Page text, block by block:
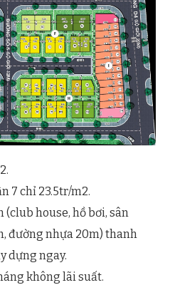
7 chỉ 23.5tr/m2.
(club house, hồ bơi, sân
đường nhựa 20m) thanh
dựng ngay.
không lãi suất.